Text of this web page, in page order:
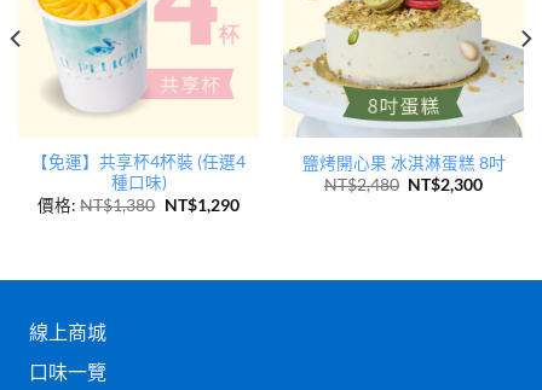
【免運】共享杯4杯裝 (任選4
種口味)
價格:NT$1,380 NT$1,290
鹽烤開心果 冰淇淋蛋糕 8吋
NT$2,480 NT$2,300
線上商城
口味一覽